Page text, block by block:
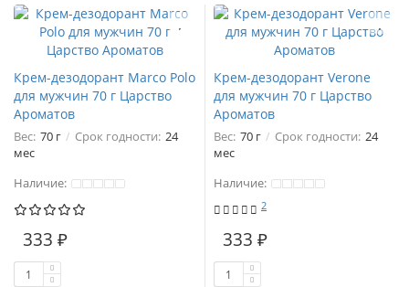
Крем-дезодорант Marco Polo
для мужчин 70 г Царство
Ароматов
Вес: 70 г Срок годности: 24
мес
Наличие:
333 ₽
Крем-дезодорант Verone
для мужчин 70 г Царство
Ароматов
Вес: 70 г Срок годности: 24
мес
Наличие:
2
333 ₽